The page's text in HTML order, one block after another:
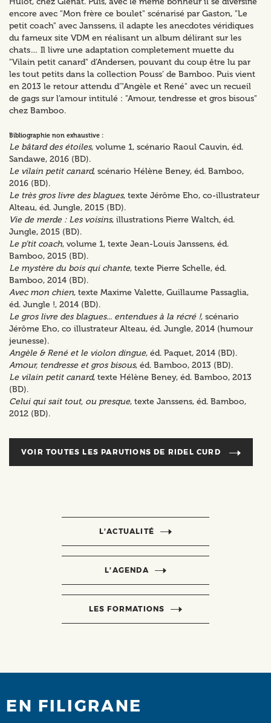
encore avec "Mon frère ce boulet" scénarisé par Gaston, "Le
petit coach" avec Janssens, il adapte les anecdotes véridiques
du fameux site VDM en réalisant un album délirant sur les
chats… Il livre une adaptation completement muette du
"Vilain petit canard" d’Andersen, pouvant du coup être lu par
les tout petits dans la collection Pouss’ de Bamboo. Puis vient
en 2013 le retour attendu d’"Angèle et René" avec un recueil
de gags sur l’amour intitulé : "Amour, tendresse et gros bisous"
chez Bamboo.
Bibliographie non exhaustive :
Le bâtard des étoiles, volume 1, scénario Raoul Cauvin, éd.
Sandawe, 2016 (BD).
Le vilain petit canard, scénario Hélène Beney, éd. Bamboo,
2016 (BD).
Le très gros livre des blagues, texte Jérôme Eho, co-illustrateur
Alteau, éd. Jungle, 2015 (BD).
Vie de merde : Les voisins, illustrations Pierre Waltch, éd.
Jungle, 2015 (BD).
Le p’tit coach, volume 1, texte Jean-Louis Janssens, éd.
Bamboo, 2015 (BD).
Le mystère du bois qui chante, texte Pierre Schelle, éd.
Bamboo, 2014 (BD).
Avec mon chien, texte Maxime Valette, Guillaume Passaglia,
éd. Jungle !, 2014 (BD).
Le gros livre des blagues... entendues à la récré !, scénario
Jérôme Eho, co illustrateur Alteau, éd. Jungle, 2014 (humour
jeunesse).
Angèle & René et le violon dingue, éd. Paquet, 2014 (BD).
Amour, tendresse et gros bisous, éd. Bamboo, 2013 (BD).
Le vilain petit canard, texte Hélène Beney, éd. Bamboo, 2013
(BD).
Celui qui sait tout, ou presque, texte Janssens, éd. Bamboo,
2012 (BD).
VOIR TOUTES LES PARUTIONS DE RIDEL CURD
L’ACTUALITÉ
L’AGENDA
LES FORMATIONS
EN FILIGRANE